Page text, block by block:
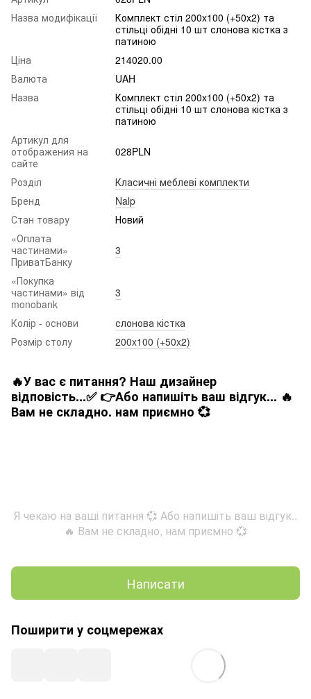
Назва модифікації
Комплект стіл 200x100 (+50x2) та
стільці обідні 10 шт слонова кістка з
патиною
Ціна
214020.00
Валюта
UAH
Назва
Комплект стіл 200x100 (+50x2) та
стільці обідні 10 шт слонова кістка з
патиною
Артикул для
отображения на
сайте
028PLN
Розділ
Класичні меблеві комплекти
Бренд
Nalp
Стан товару
Новий
«Оплата
частинами»
ПриватБанку
3
«Покупка
частинами» від
monobank
3
Колір - основи
слонова кістка
Розмір столу
200x100 (+50x2)
🔥У вас є питання? Наш дизайнер
відповість...✅ 👉Або напишіть ваш відгук... 🔥
Вам не складно. нам приємно 💞
Я чекаю на ваші питання 💞 Або напишіть ваш відгук..
🔥 Вам не складно, нам приємно 💞
Написати
Поширити у соцмережах